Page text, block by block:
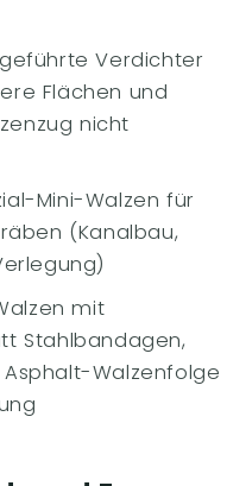
Verdichter
Flächen und
nicht
Mini-Walzen für
(Kanalbau,
mit
Stahlbandagen,
Walzenfolge